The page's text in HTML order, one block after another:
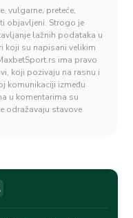
vulgarne, preteće,
objavljeni. Strogo je
lažnih podataka u
koji su napisani velikim
ima pravo
koji pozivaju na rasnu i
komunikaciji između
u komentarima su
odražavaju stavove